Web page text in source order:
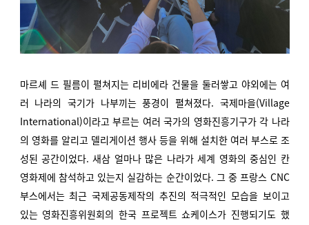
마르셰 드 필름이 펼쳐지는 리비에라 건물을 둘러쌓고 야외에는 여
러 나라의 국기가 나부끼는 풍경이 펼쳐졌다. 국제마을(Village
International)이라고 부르는 여러 국가의 영화진흥기구가 각 나라
의 영화를 알리고 델리게이션 행사 등을 위해 설치한 여러 부스로 조
성된 공간이었다. 새삼 얼마나 많은 나라가 세계 영화의 중심인 칸
영화제에 참석하고 있는지 실감하는 순간이었다. 그 중 프랑스 CNC
부스에서는 최근 국제공동제작의 추진의 적극적인 모습을 보이고
있는 영화진흥위원회의 한국 프로젝트 쇼케이스가 진행되기도 했